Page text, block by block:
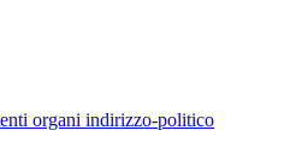
organi indirizzo-politico